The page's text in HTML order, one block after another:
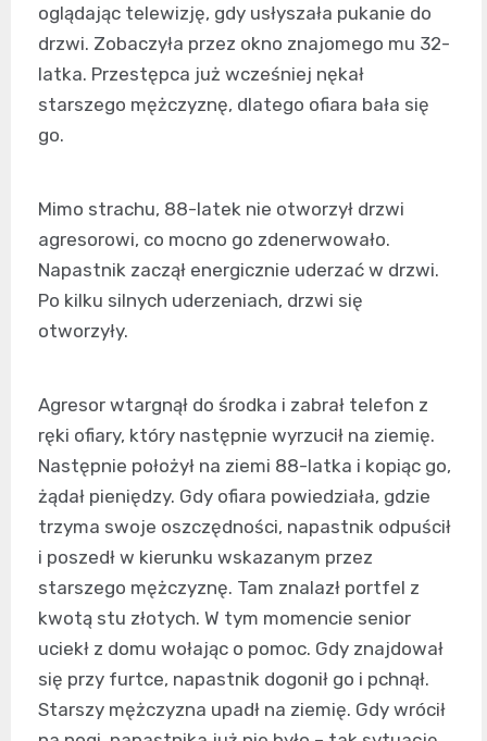
oglądając telewizję, gdy usłyszała pukanie do
drzwi. Zobaczyła przez okno znajomego mu 32-
latka. Przestępca już wcześniej nękał
starszego mężczyznę, dlatego ofiara bała się
go.
Mimo strachu, 88-latek nie otworzył drzwi
agresorowi, co mocno go zdenerwowało.
Napastnik zaczął energicznie uderzać w drzwi.
Po kilku silnych uderzeniach, drzwi się
otworzyły.
Agresor wtargnął do środka i zabrał telefon z
ręki ofiary, który następnie wyrzucił na ziemię.
Następnie położył na ziemi 88-latka i kopiąc go,
żądał pieniędzy. Gdy ofiara powiedziała, gdzie
trzyma swoje oszczędności, napastnik odpuścił
i poszedł w kierunku wskazanym przez
starszego mężczyznę. Tam znalazł portfel z
kwotą stu złotych. W tym momencie senior
uciekł z domu wołając o pomoc. Gdy znajdował
się przy furtce, napastnik dogonił go i pchnął.
Starszy mężczyzna upadł na ziemię. Gdy wrócił